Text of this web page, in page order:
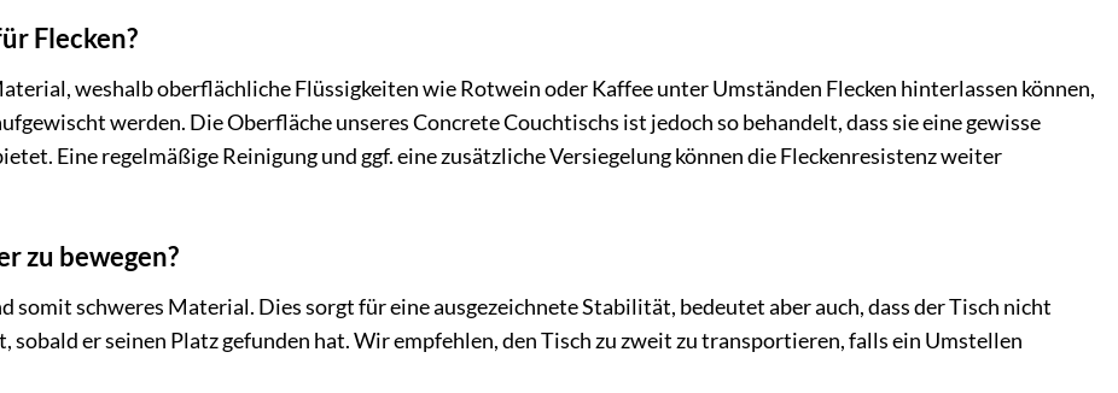
Flecken?
weshalb oberflächliche Flüssigkeiten wie Rotwein oder Kaffee unter Umständen Flecken hinterlassen können,
werden. Die Oberfläche unseres Concrete Couchtischs ist jedoch so behandelt, dass sie eine gewisse
Eine regelmäßige Reinigung und ggf. eine zusätzliche Versiegelung können die Fleckenresistenz weiter
zu bewegen?
somit schweres Material. Dies sorgt für eine ausgezeichnete Stabilität, bedeutet aber auch, dass der Tisch nicht
sobald er seinen Platz gefunden hat. Wir empfehlen, den Tisch zu zweit zu transportieren, falls ein Umstellen